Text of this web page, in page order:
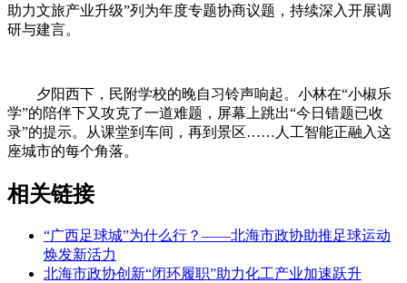
助力文旅产业升级”列为年度专题协商议题，持续深入开展调
研与建言。
夕阳西下，民附学校的晚自习铃声响起。小林在“小椒乐
学”的陪伴下又攻克了一道难题，屏幕上跳出“今日错题已收
录”的提示。从课堂到车间，再到景区……人工智能正融入这
座城市的每个角落。
相关链接
“广西足球城”为什么行？——北海市政协助推足球运动
焕发新活力
北海市政协创新“闭环履职”助力化工产业加速跃升